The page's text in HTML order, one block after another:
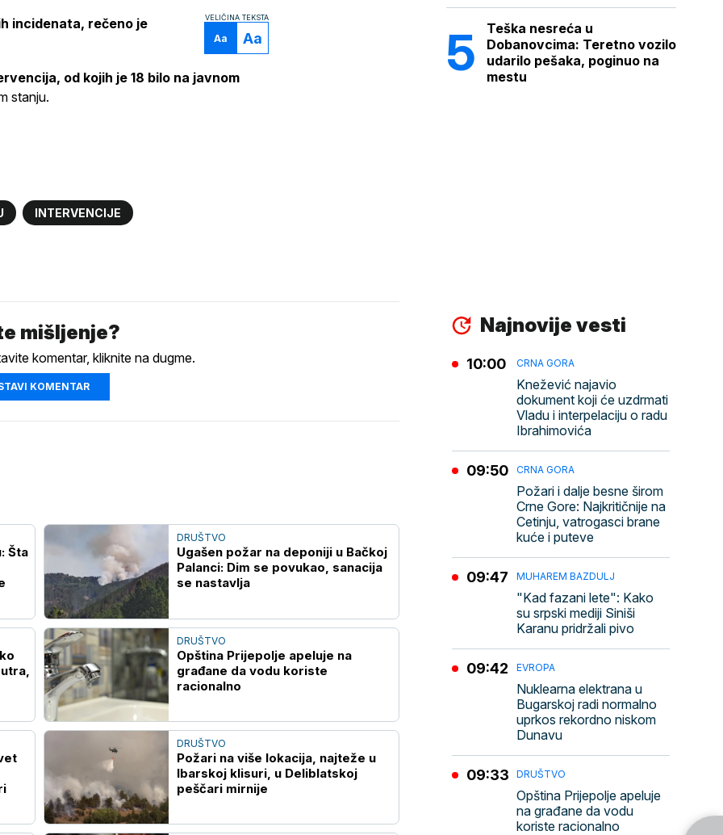
VELIČINA TEKSTA
Aa Aa
incidenata, rečeno je
od kojih je 18 bilo na javnom
stanju.
INTERVENCIJE
mišljenje?
komentar, kliknite na dugme.
KOMENTAR
Šta
DRUŠTVO
Ugašen požar na deponiji u Bačkoj
Palanci: Dim se povukao, sanacija
se nastavlja
DRUŠTVO
Opština Prijepolje apeluje na
građane da vodu koriste
racionalno
DRUŠTVO
Požari na više lokacija, najteže u
Ibarskoj klisuri, u Deliblatskoj
peščari mirnije
Teška nesreća u
Dobanovcima: Teretno vozilo
udarilo pešaka, poginuo na
mestu
Najnovije vesti
CRNA GORA
Knežević najavio
dokument koji će uzdrmati
Vladu i interpelaciju o radu
Ibrahimovića
10:00
CRNA GORA
Požari i dalje besne širom
Crne Gore: Najkritičnije na
Cetinju, vatrogasci brane
kuće i puteve
09:50
MUHAREM BAZDULJ
"Kad fazani lete": Kako
su srpski mediji Siniši
Karanu pridržali pivo
09:47
EVROPA
Nuklearna elektrana u
Bugarskoj radi normalno
uprkos rekordno niskom
Dunavu
09:42
DRUŠTVO
Opština Prijepolje apeluje
na građane da vodu
koriste racionalno
09:33